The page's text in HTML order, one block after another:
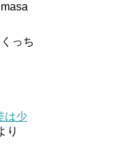
masa
くっち
は少
り